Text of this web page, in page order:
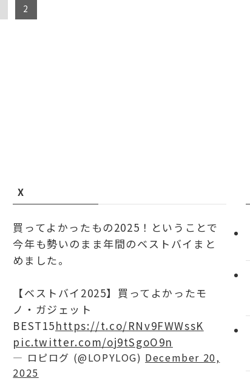
2
X
買ってよかったもの2025！ということで
今年も勢いのまま年間のベストバイまと
めました。
【ベストバイ2025】買ってよかったモ
ノ・ガジェット
BEST15https://t.co/RNv9FWWssK
pic.twitter.com/oj9tSgoO9n
— ロピログ (@LOPYLOG) December 20,
2025